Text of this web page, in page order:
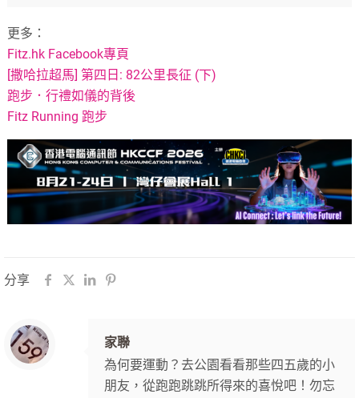
更多：
Fitz.hk Facebook專頁
[撒哈拉超馬] 第四日: 82公里長征 (下)
跑步．行禮如儀的背後
Fitz Running 跑步
分享
家聯
為何要運動？去公園看看那些四五歲的小
朋友，從跑跑跳跳所得來的喜悅吧！勿忘